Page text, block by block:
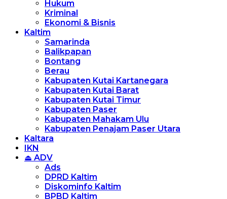
Hukum
Kriminal
Ekonomi & Bisnis
Kaltim
Samarinda
Balikpapan
Bontang
Berau
Kabupaten Kutai Kartanegara
Kabupaten Kutai Barat
Kabupaten Kutai Timur
Kabupaten Paser
Kabupaten Mahakam Ulu
Kabupaten Penajam Paser Utara
Kaltara
IKN
⏏ ADV
Ads
DPRD Kaltim
Diskominfo Kaltim
BPBD Kaltim